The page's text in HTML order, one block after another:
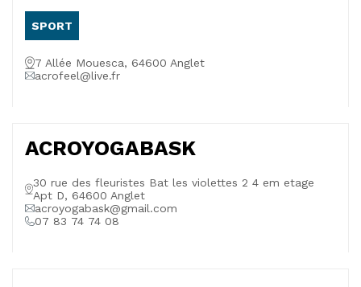
SPORT
7 Allée Mouesca, 64600 Anglet
acrofeel@live.fr
ACROYOGABASK
30 rue des fleuristes Bat les violettes 2 4 em etage
Apt D, 64600 Anglet
acroyogabask@gmail.com
07 83 74 74 08